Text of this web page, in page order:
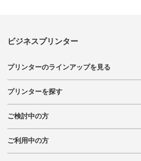
ビジネスプリンター
プリンターのラインアップを見る
プリンターを探す
ご検討中の方
ご利用中の方